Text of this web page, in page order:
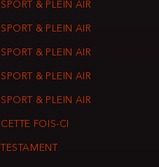
SPORT & PLEIN AIR
SPORT & PLEIN AIR
SPORT & PLEIN AIR
SPORT & PLEIN AIR
SPORT & PLEIN AIR
CETTE FOIS-CI
TESTAMENT